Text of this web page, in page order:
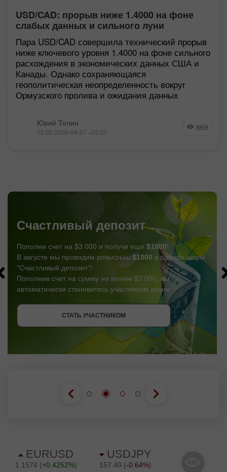
USD/CAD: прорыв ниже 1.4000 на фоне
слабых данных и сильного луни
Пара USD/CAD совершила технический прорыв
ниже ключевого уровня 1.4000 на фоне сильного
расхождения в экономических данных США и
Канады. Однако сохраняющаяся
геополитическая неопределенность вокруг
Ормузского пролива и ожидания данных
Юрий Толин
15:25 2026-08-07 +02:00 869
СТАТЬ УЧАСТНИКОМ
Счастливый депозит
Пополни счет на $3 000 и получи еще $1000!
В августе мы проводим розыгрыш $1000 в рамках акции
"Счастливый депозит"!
Пополнив счет на сумму не менее $3 000, вы
автоматически становитесь участником акции.
СТАТЬ УЧАСТНИКОМ
ПОЛУЧИТЬ БОНУС